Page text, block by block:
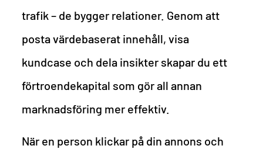
trafik – de bygger relationer. Genom att
posta värdebaserat innehåll, visa
kundcase och dela insikter skapar du ett
förtroendekapital som gör all annan
marknadsföring mer effektiv.
När en person klickar på din annons och